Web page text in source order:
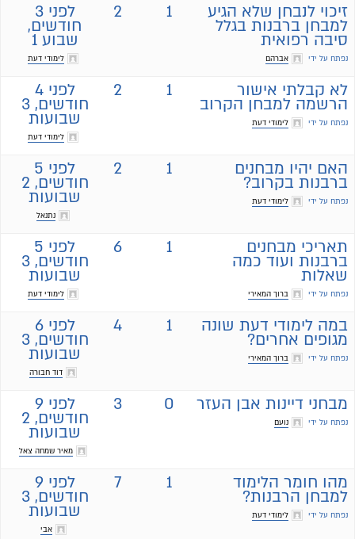
זיכוי לנבחן שלא הגיע
למבחן ברבנות בגלל
סיבה רפואית
נפתח על ידי אברהם
1
2 לפני 3
חודשים,
שבוע 1
לימודי דעת
לא קבלתי אישור
הרשמה למבחן הקרוב
נפתח על ידי לימודי דעת
1
2 לפני 4
חודשים, 3
שבועות
לימודי דעת
האם יהיו מבחנים
ברבנות בקרוב?
נפתח על ידי לימודי דעת
1
2 לפני 5
חודשים, 2
שבועות
נתנאל
תאריכי מבחנים
ברבנות ועוד כמה
שאלות
נפתח על ידי ברוך המאירי
1
6 לפני 5
חודשים, 3
שבועות
לימודי דעת
במה לימודי דעת שונה
מגופים אחרים?
נפתח על ידי ברוך המאירי
1
4 לפני 6
חודשים, 3
שבועות
דוד חבורה
מבחני דיינות אבן העזר
נפתח על ידי נועם
0
3 לפני 9
חודשים, 2
שבועות
מאיר שמחה צאל
מהו חומר הלימוד
למבחן הרבנות?
נפתח על ידי לימודי דעת
1
7 לפני 9
חודשים, 3
שבועות
אבי